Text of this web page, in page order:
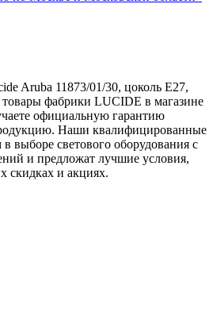
Aruba 11873/01/30, цоколь E27,
товары фабрики LUCIDE в магазине
официальную гарантию
Наши квалифицированные
выборе светового оборудования с
и предложат лучшие условия,
скидках и акциях.